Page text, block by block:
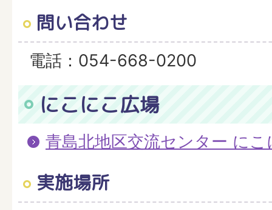
問い合わせ
電話：054-668-0200
にこにこ広場
青島北地区交流センター にこ
実施場所